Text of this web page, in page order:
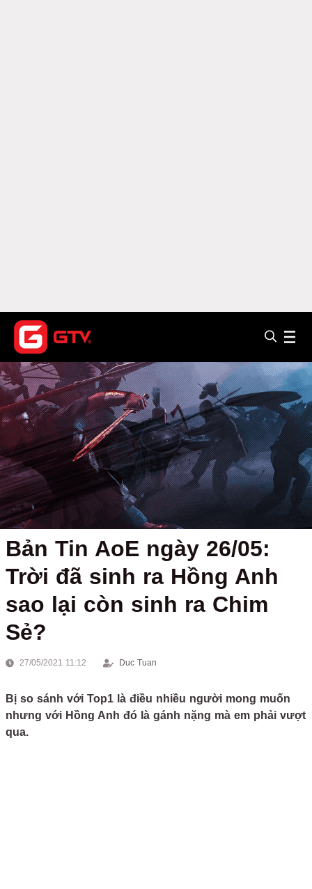
Bản Tin AoE ngày 26/05:
Trời đã sinh ra Hồng Anh
sao lại còn sinh ra Chim
Sẻ?
27/05/2021 11:12 Duc Tuan
Bị so sánh với Top1 là điều nhiều người mong muốn
nhưng với Hồng Anh đó là gánh nặng mà em phải vượt
qua.